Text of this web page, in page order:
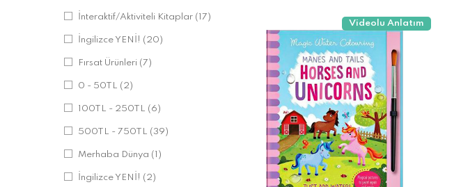
USTURLAB KİTAP (3)
İnteraktif/Aktiviteli Kitaplar (17)
İngilizce YENİ! (20)
Fırsat Ürünleri (7)
0 - 50TL (2)
100TL - 250TL (6)
500TL - 750TL (39)
Merhaba Dünya (1)
İngilizce YENİ! (2)
Videolu Anlatım